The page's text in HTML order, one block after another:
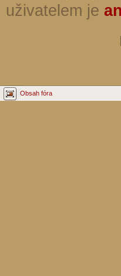
uživatelem je
Obsah fóra